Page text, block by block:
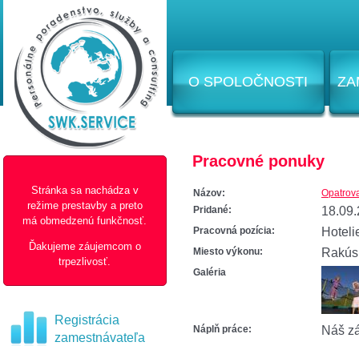
Pracovné ponuky
Názov:
Pridané:
Pracovná pozícia:
Miesto výkonu:
Galéria
Náplň práce: Náš
O SPOLOČNOSTI
Stránka sa nachádza v
režime prestavby a preto
má obmedzenú funkčnosť.
Ďakujeme záujemcom o
trpezlivosť.
Registrácia
zamestnávateľa